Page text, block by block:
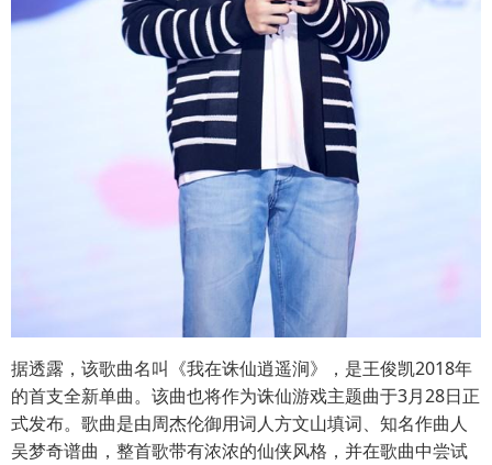
据透露，该歌曲名叫《我在诛仙逍遥涧》，是王俊凯2018年
的首支全新单曲。该曲也将作为诛仙游戏主题曲于3月28日正
式发布。歌曲是由周杰伦御用词人方文山填词、知名作曲人
吴梦奇谱曲，整首歌带有浓浓的仙侠风格，并在歌曲中尝试